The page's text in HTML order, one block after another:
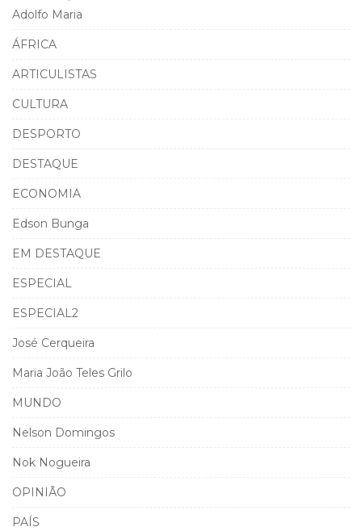
Adolfo Maria
ÁFRICA
ARTICULISTAS
CULTURA
DESPORTO
DESTAQUE
ECONOMIA
Edson Bunga
EM DESTAQUE
ESPECIAL
ESPECIAL2
José Cerqueira
Maria João Teles Grilo
MUNDO
Nelson Domingos
Nok Nogueira
OPINIÃO
PAÍS